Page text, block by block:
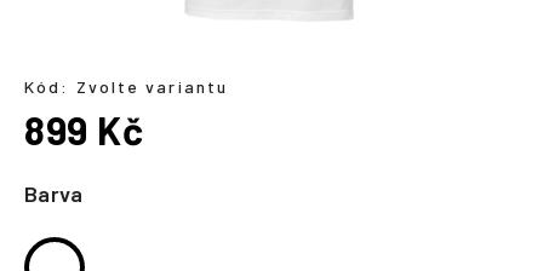
Barva
Kód: Zvolte variantu
899 Kč
cena:
í
t
?